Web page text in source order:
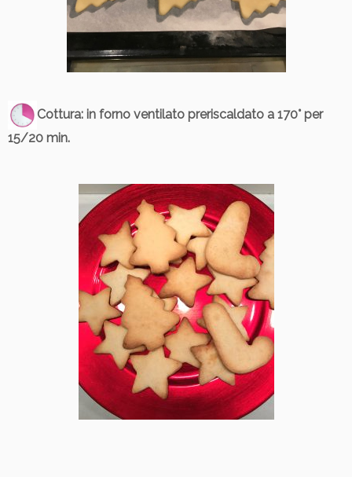
Cottura: in forno ventilato preriscaldato a 170° per
15/20 min.